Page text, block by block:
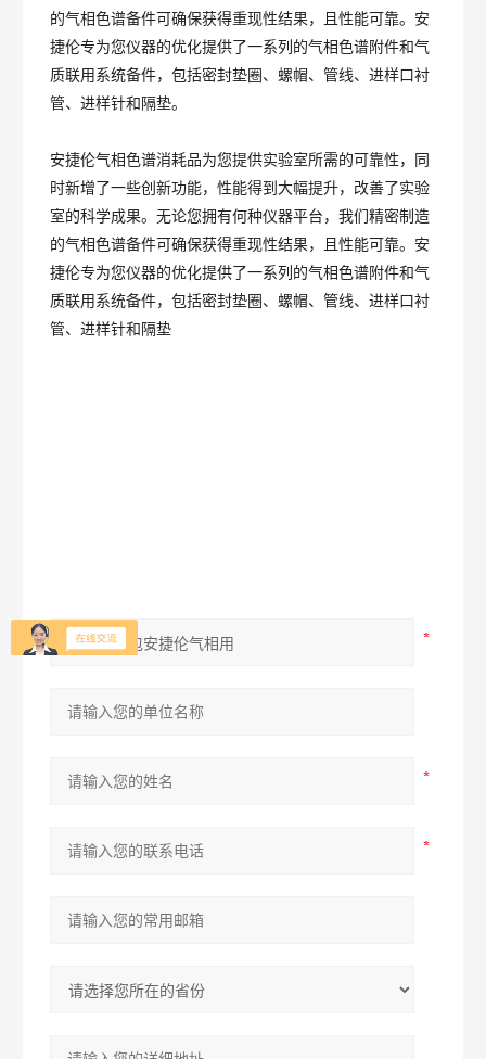
的气相色谱备件可确保获得重现性结果，且性能可靠。安
捷伦专为您仪器的优化提供了一系列的气相色谱附件和气
质联用系统备件，包括密封垫圈、螺帽、管线、进样口衬
管、进样针和隔垫。
安捷伦气相色谱消耗品为您提供实验室所需的可靠性，同
时新增了一些创新功能，性能得到大幅提升，改善了实验
室的科学成果。无论您拥有何种仪器平台，我们精密制造
的气相色谱备件可确保获得重现性结果，且性能可靠。安
捷伦专为您仪器的优化提供了一系列的气相色谱附件和气
质联用系统备件，包括密封垫圈、螺帽、管线、进样口衬
管、进样针和隔垫